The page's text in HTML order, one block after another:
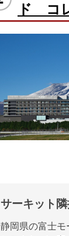
ド コ
サーキット
静岡県の富士モ